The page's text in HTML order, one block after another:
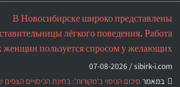
В Новосибирске широко представлены
лёгкого поведения. Работа
женщин пользуется спросом у желающих.
sibirk-i.com /
07-08-2026
במאמר